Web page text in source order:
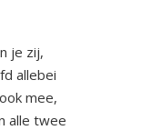
je zij,
allebei
mee,
alle twee